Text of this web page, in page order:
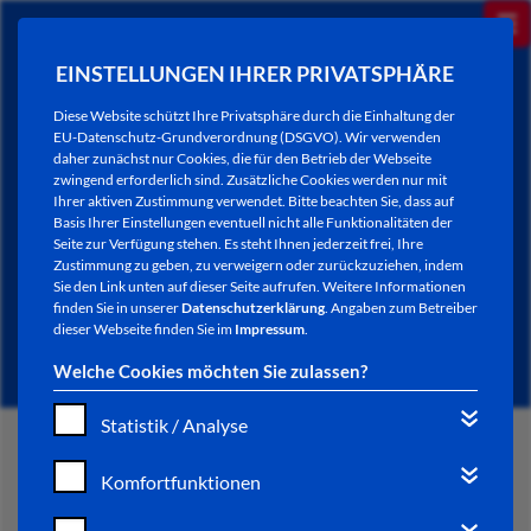
EINSTELLUNGEN IHRER PRIVATSPHÄRE
Diese Website schützt Ihre Privatsphäre durch die Einhaltung der
EU-Datenschutz-Grundverordnung (DSGVO). Wir verwenden
daher zunächst nur Cookies, die für den Betrieb der Webseite
zwingend erforderlich sind. Zusätzliche Cookies werden nur mit
Ihrer aktiven Zustimmung verwendet. Bitte beachten Sie, dass auf
Basis Ihrer Einstellungen eventuell nicht alle Funktionalitäten der
Seite zur Verfügung stehen. Es steht Ihnen jederzeit frei, Ihre
Zustimmung zu geben, zu verweigern oder zurückzuziehen, indem
Sie den Link unten auf dieser Seite aufrufen. Weitere Informationen
finden Sie in unsererDatenschutzerklärung. Angaben zum Betreiber
dieser Webseite finden Sie im Impressum.
Welche Cookies möchten Sie zulassen?
Statistik / Analyse
Komfortfunktionen
NEWSLETTER / CITY LETTER
START